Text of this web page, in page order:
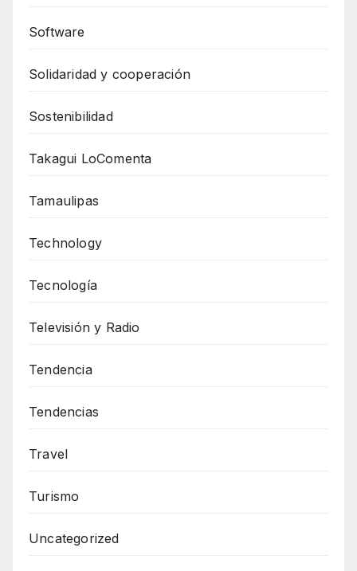
Software
Solidaridad y cooperación
Sostenibilidad
Takagui LoComenta
Tamaulipas
Technology
Tecnología
Televisión y Radio
Tendencia
Tendencias
Travel
Turismo
Uncategorized